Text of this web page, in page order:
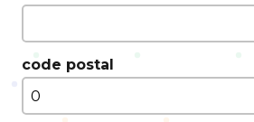
code postal